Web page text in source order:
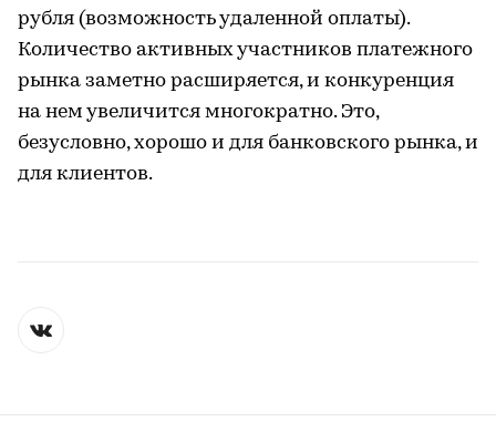
рубля (возможность удаленной оплаты).
Количество активных участников платежного
рынка заметно расширяется, и конкуренция
на нем увеличится многократно. Это,
безусловно, хорошо и для банковского рынка, и
для клиентов.